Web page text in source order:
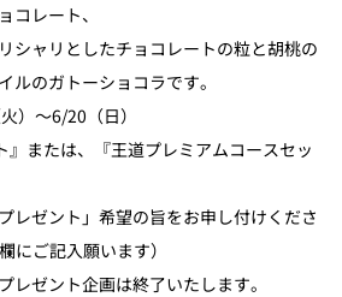
コレート、
シャリとしたチョコレートの粒と胡桃の
ルのガトーショコラです。
）～6/20（日）
または、『王道プレミアムコースセッ
レゼント」希望の旨をお申し付けくださ
にご記入願います）
ゼント企画は終了いたします。